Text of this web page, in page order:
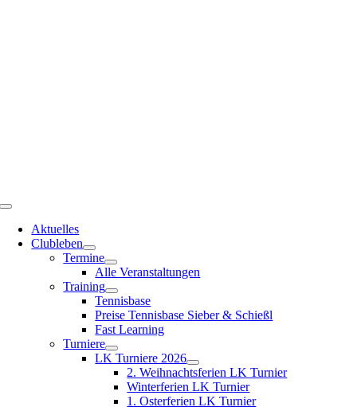
Toggle
NavigationAktuelles
Clubleben
Termine
Alle Veranstaltungen
Training
Tennisbase
Preise Tennisbase Sieber & Schießl
Fast Learning
Turniere
LK Turniere 2026
2. Weihnachtsferien LK Turnier
Winterferien LK Turnier
1. Osterferien LK Turnier